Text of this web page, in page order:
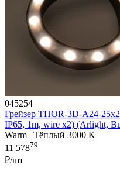
045254
Грейзер THOR-3D-A24-
IP65, 1m, wire x2) (Arlight,
Warm | Тёплый 3000 K
11 57879
₽/шт